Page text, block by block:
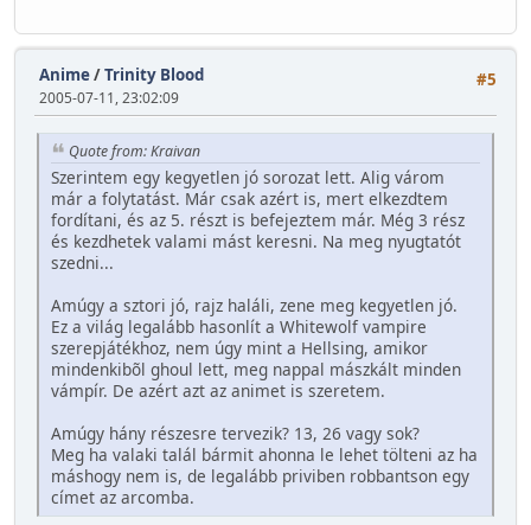
#5
Anime/Trinity Blood
2005-07-11, 23:02:09
Quote from: Kraivan
Szerintem egy kegyetlen jó sorozat lett. Alig várom
már a folytatást. Már csak azért is, mert elkezdtem
fordítani, és az 5. részt is befejeztem már. Még 3 rész
és kezdhetek valami mást keresni. Na meg nyugtatót
szedni...
Amúgy a sztori jó, rajz haláli, zene meg kegyetlen jó.
Ez a világ legalább hasonlít a Whitewolf vampire
szerepjátékhoz, nem úgy mint a Hellsing, amikor
mindenkibõl ghoul lett, meg nappal mászkált minden
vámpír. De azért azt az animet is szeretem.
Amúgy hány részesre tervezik? 13, 26 vagy sok?
Meg ha valaki talál bármit ahonna le lehet tölteni az ha
máshogy nem is, de legalább priviben robbantson egy
címet az arcomba.